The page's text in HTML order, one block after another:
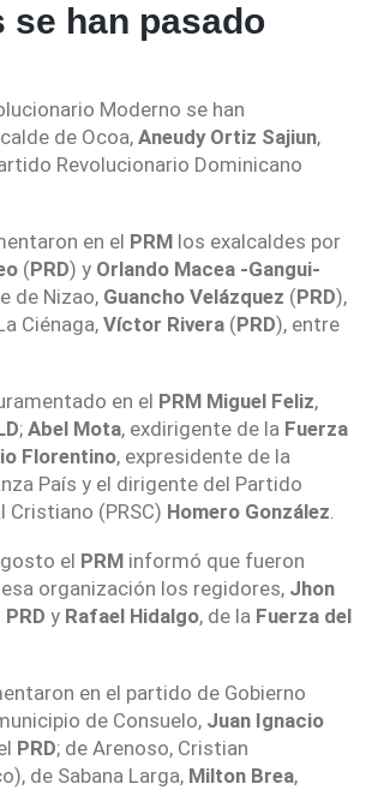
se han pasado
Moderno se han
de Ocoa, Aneudy Ortiz Sajiun,
Revolucionario Dominicano
en el PRM los exalcaldes por
(PRD) y Orlando Macea -Gangui-
de Nizao, Guancho Velázquez (PRD),
Ciénaga, Víctor Rivera (PRD), entre
en el PRM Miguel Feliz,
; Abel Mota, exdirigente de la Fuerza
Florentino, expresidente de la
País y el dirigente del Partido
(PRSC) Homero González.
el PRM informó que fueron
organización los regidores, Jhon
PRD y Rafael Hidalgo, de la Fuerza del
en el partido de Gobierno
de Consuelo, Juan Ignacio
PRD; de Arenoso, Cristian
de Sabana Larga, Milton Brea,